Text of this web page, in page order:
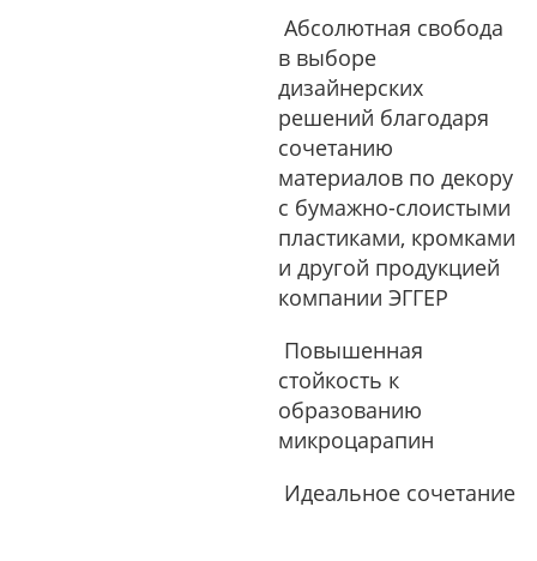
Абсолютная свобода
в выборе
дизайнерских
решений благодаря
сочетанию
материалов по декору
с бумажно-слоистыми
пластиками, кромками
и другой продукцией
компании ЭГГЕР
Повышенная
стойкость к
образованию
микроцарапин
Идеальное сочетание